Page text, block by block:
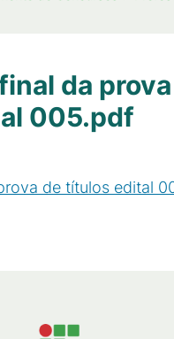
da
005.pdf
de títulos edital